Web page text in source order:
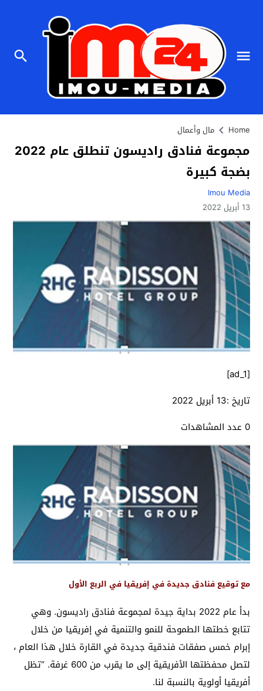
Home مال وأعمال
مجموعة فنادق راديسون تنطلق عام 2022
بضجة كبيرة
Imou Media
13 أبريل 2022
[ad_1]
تاريخ :13 أبريل 2022
0 عدد المشاهدات
مع توقيع فنادق جديدة في إفريقيا في الربع الأول
بدأ عام 2022 بداية جيدة لمجموعة فنادق راديسون. وهي
تتابع خطتها الطموحة للنمو والتنمية في إفريقيا من خلال
إبرام خمس صفقات فندقية جديدة في القارة خلال هذا العام ،
لتصل محفظتها الأفريقية إلى ما يقرب من 600 غرفة. “تظل
أفريقيا أولوية بالنسبة لنا.